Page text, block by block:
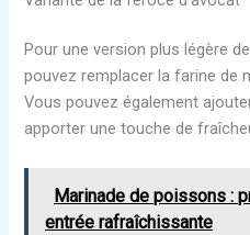
Pour une version plus légère
pouvez remplacer la farine de
Vous pouvez également
apporter une touche de
Marinade de poissons :
entrée rafraîchissante